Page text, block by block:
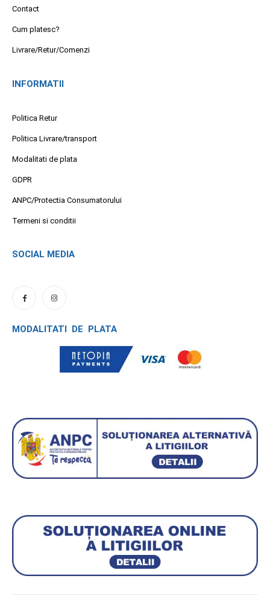
Contact
Cum platesc?
Livrare/Retur/Comenzi
INFORMATII
Politica Retur
Politica Livrare/transport
Modalitati de plata
GDPR
ANPC/Protectia Consumatorului
Termeni si conditii
SOCIAL MEDIA
MODALITATI DE PLATA